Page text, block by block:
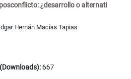
¿desarrollo o alternati
Hernán Macías Tapias
667